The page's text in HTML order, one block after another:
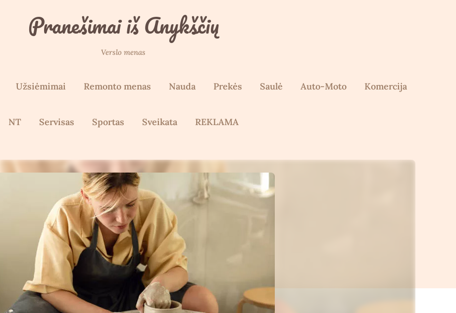
Pranešimai iš Anykščių
Verslo menas
Užsiėmimai Remonto menas Nauda Prekės Saulė Auto-Moto Komercija
NT Servisas Sportas Sveikata REKLAMA